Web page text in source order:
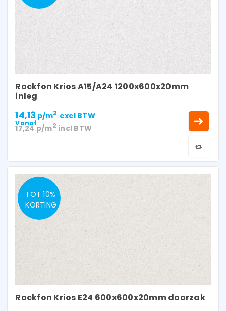
Rockfon Krios A15/A24 1200x600x20mm
inleg
Vanaf
14,13 p/m2 excl BTW
17,24p/m2 incl BTW
TOT 10%
KORTING
Rockfon Krios E24 600x600x20mm doorzak